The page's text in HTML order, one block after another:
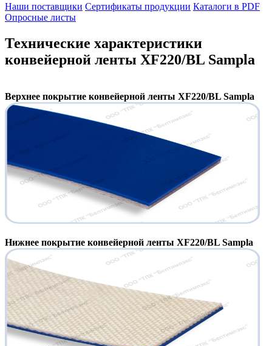
Наши поставщики Сертификаты продукции Каталоги в PDF
Опросные листы
Технические характеристики
конвейерной ленты XF220/BL Sampla
Верхнее покрытие конвейерной ленты XF220/BL Sampla
Нижнее покрытие конвейерной ленты XF220/BL Sampla